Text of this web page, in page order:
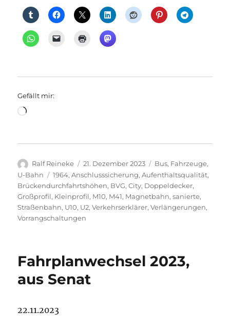
Gefällt mir:
Wird
Autor
Ralf Reineke
Veröffentlicht
am
21. Dezember 2023 Kategorien
Bus, Fahrzeuge,
U-Bahn
Schlagwörter
1964,Anschlusssicherung,Aufenthaltsqualität,
Brückendurchfahrtshöhen, BVG,City, Doppeldecker,
Großprofil, Kleinprofil, M10, M41, Magnetbahn,sanierte,
Straßenbahn, U10, U2,Verkehrserklärer,Verlängerungen,
Vorrangschaltungen
Fahrplanwechsel 2023,
aus Senat
22.11.2023